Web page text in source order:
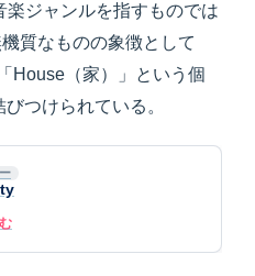
楽ジャンルを指すものでは
質なものの象徴として
House（家）」という個
つけられている。